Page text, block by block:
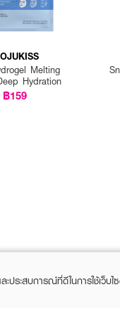
Melting
Hydration
฿159
ประสบการณ์ที่ดีในการใช้เว็